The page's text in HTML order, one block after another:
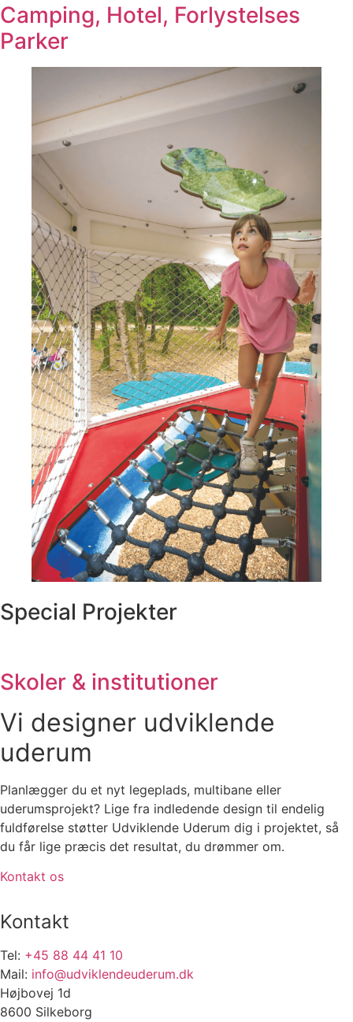
Camping, Hotel, Forlystelses
Parker
Special Projekter
Skoler & institutioner
Vi designer udviklende
uderum
Planlægger du et nyt legeplads, multibane eller
uderumsprojekt? Lige fra indledende design til endelig
fuldførelse støtter Udviklende Uderum dig i projektet, så
du får lige præcis det resultat, du drømmer om.
Kontakt os
Kontakt
Tel: +45 88 44 41 10
Mail: info@udviklendeuderum.dk
Højbovej 1d
8600 Silkeborg